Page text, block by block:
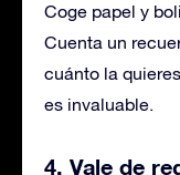
Coge papel y
Cuenta un
cuánto la
es invaluable.
4. Vale de